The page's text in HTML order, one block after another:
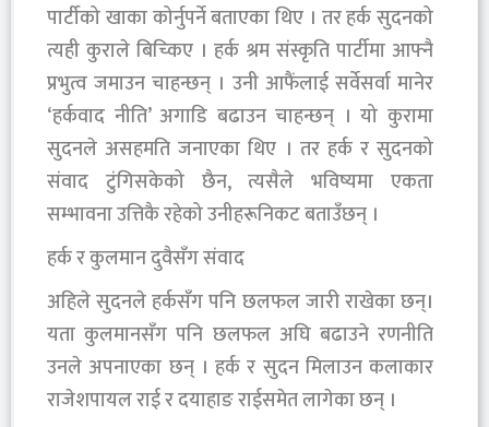
पार्टीको खाका कोर्नुपर्ने बताएका थिए । तर हर्क सुदनको
त्यही कुराले बिच्किए । हर्क श्रम संस्कृति पार्टीमा आफ्नै
प्रभुत्व जमाउन चाहन्छन् । उनी आफैंलाई सर्वेसर्वा मानेर
‘हर्कवाद नीति’ अगाडि बढाउन चाहन्छन् । यो कुरामा
सुदनले असहमति जनाएका थिए । तर हर्क र सुदनको
संवाद टुंगिसकेको छैन, त्यसैले भविष्यमा एकता
सम्भावना उत्तिकै रहेको उनीहरूनिकट बताउँछन् ।
हर्क र कुलमान दुवैसँग संवाद
अहिले सुदनले हर्कसँग पनि छलफल जारी राखेका छन्।
यता कुलमानसँग पनि छलफल अघि बढाउने रणनीति
उनले अपनाएका छन् । हर्क र सुदन मिलाउन कलाकार
राजेशपायल राई र दयाहाङ राईसमेत लागेका छन् ।